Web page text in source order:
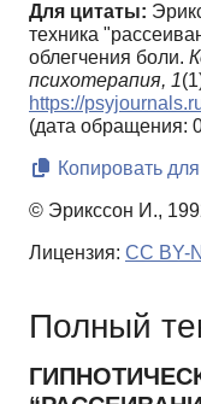
Для цитаты:
техника
облегчения боли.
психотерапия, 1
https://
(дата обращения:
Копировать
© Эрикссон И.,
Лицензия: CC BY-
Полный